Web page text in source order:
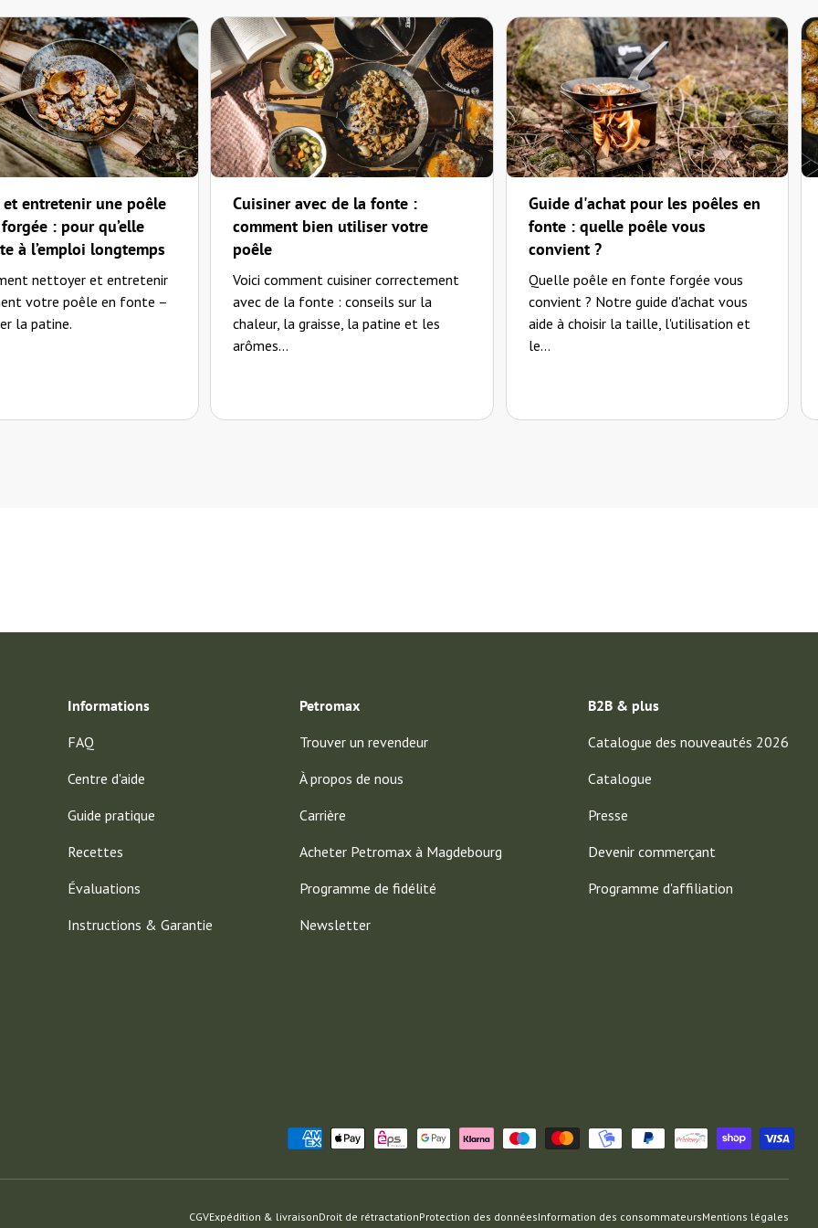
war und auch ab 30,-€ sehr teuer gewesen wäre, habe ich einfach mit einem Diamantbohrer nachgeholfen. Hat funktioniert und bin zufrieden."
entretenir une poêle
: pour qu’elle
à l’emploi longtemps
nettoyer et entretenir
votre poêle en fonte –
la patine.
Cuisiner avec de la fonte :
comment bien utiliser votre
poêle
Voici comment cuisiner correctement
avec de la fonte : conseils sur la
chaleur, la graisse, la patine et les
arômes...
Guide d'achat pour les poêles en
fonte : quelle poêle vous
convient ?
Quelle poêle en fonte forgée vous
convient ? Notre guide d'achat vous
aide à choisir la taille, l'utilisation et
le...
Informations
FAQ
Centre d'aide
Guide pratique
Recettes
Évaluations
Instructions & Garantie
Petromax
Trouver un revendeur
À propos de nous
Carrière
Acheter Petromax à Magdebourg
Programme de fidélité
Newsletter
B2B & plus
Catalogue des nouveautés 2026
Catalogue
Presse
Devenir commerçant
Programme d'affiliation
Moyens de paiement acceptés
CGVExpédition & livraisonDroit de rétractationProtection des donnéesInformation des consommateursMentions légales